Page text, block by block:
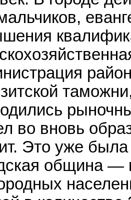
во вновь
Это уже
община —